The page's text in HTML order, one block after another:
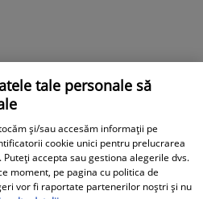
la „Vocea României”:
ți face plăcere”
din juriul emisiunii „Vocea
tale personale să
și/sau accesăm informații pe
cookie unici pentru prelucrarea
accepta sau gestiona alegerile dvs.
moment, pe pagina cu politica de
vor fi raportate partenerilor noștri și nu